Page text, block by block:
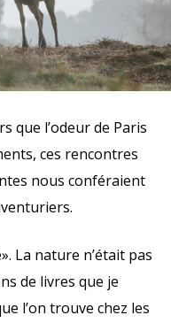
que l’odeur de Paris
ces rencontres
nous conféraient
La nature n’était pas
de livres que je
l’on trouve chez les